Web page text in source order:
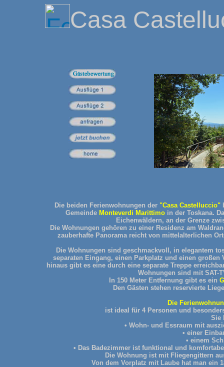
Casa
Die beiden Ferienwohnungen der "Casa Castelluccio"
Gemeinde Monteverdi Marittimo in der Toskana.
Eichenwäldern, an der Grenze
Die Wohnungen gehören zu einer Residenz am
zauberhafte Panorama reicht von mittelalterlichen
Die Wohnungen sind geschmackvoll, in elegantem
separaten Eingang, einen Parkplatz und einen
hinaus gibt es eine durch eine separate Treppe
Wohnungen sind mit SAT-
In 150 Meter Entfernung gibt es ein
Den Gästen stehen reservierte
Die
ist ideal für 4 Personen und
Sie
• Wohn- und Essraum mit
• einer
• einem
• Das Badezimmer ist funktional und
Die Wohnung ist mit Fliegengittern
Von dem Vorplatz mit Laube hat man ein